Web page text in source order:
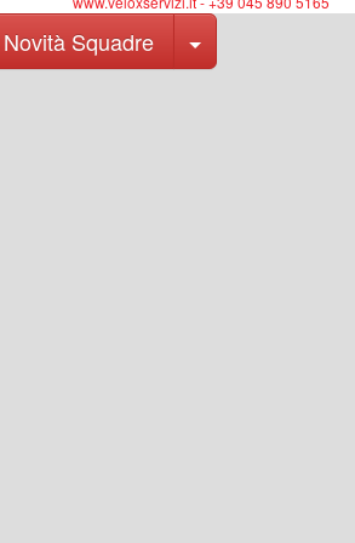
Novità Squadre Toggle Dropdown